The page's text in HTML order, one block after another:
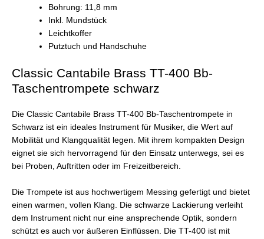
Bohrung: 11,8 mm
Inkl. Mundstück
Leichtkoffer
Putztuch und Handschuhe
Classic Cantabile Brass TT-400 Bb-
Taschentrompete schwarz
Die Classic Cantabile Brass TT-400 Bb-Taschentrompete in
Schwarz ist ein ideales Instrument für Musiker, die Wert auf
Mobilität und Klangqualität legen. Mit ihrem kompakten Design
eignet sie sich hervorragend für den Einsatz unterwegs, sei es
bei Proben, Auftritten oder im Freizeitbereich.
Die Trompete ist aus hochwertigem Messing gefertigt und bietet
einen warmen, vollen Klang. Die schwarze Lackierung verleiht
dem Instrument nicht nur eine ansprechende Optik, sondern
schützt es auch vor äußeren Einflüssen. Die TT-400 ist mit